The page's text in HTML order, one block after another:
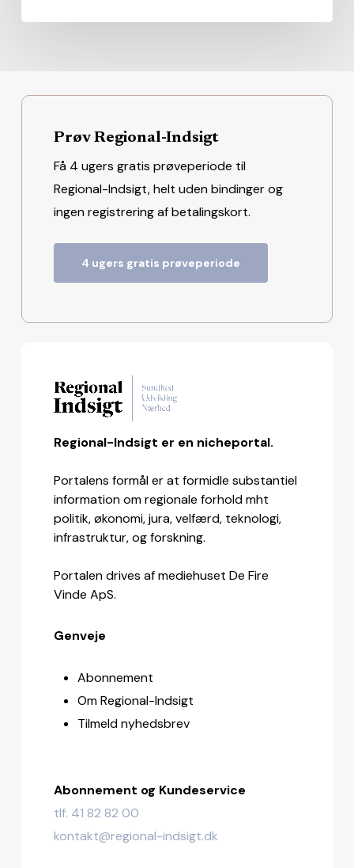
Prøv Regional-Indsigt
Få 4 ugers gratis prøveperiode til
Regional-Indsigt, helt uden bindinger og
ingen registrering af betalingskort.
4 ugers gratis prøveperiode
Regional-Indsigt er en nicheportal.
Portalens formål er at formidle substantiel
information om regionale forhold mht
politik, økonomi, jura, velfærd, teknologi,
infrastruktur, og forskning.
Portalen drives af mediehuset De Fire
Vinde ApS.
Genveje
Abonnement
Om Regional-Indsigt
Tilmeld nyhedsbrev
Abonnement og Kundeservice
tlf. 41 82 82 00
kontakt@regional-indsigt.dk